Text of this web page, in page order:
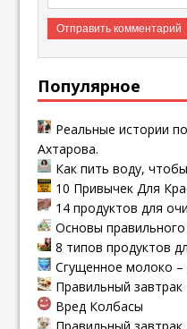
Популярное
Реальные истории
Ахтарова.
Как пить воду,
10 Привычек Для
14 продуктов для
Основы
8 типов продуктов
Сгущенное молоко –
Правильный завтрак
Вред Колбасы